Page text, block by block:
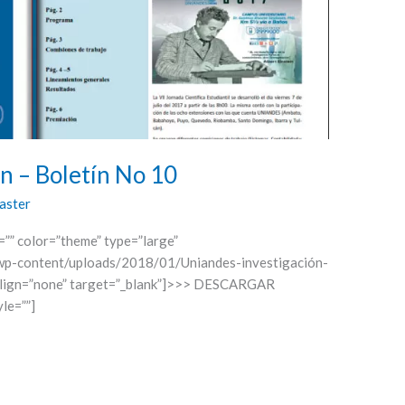
– Boletín No 10
color=”theme” type=”large”
content/uploads/2018/01/Uniandes-investigación-
target=”_blank”]>>> DESCARGAR